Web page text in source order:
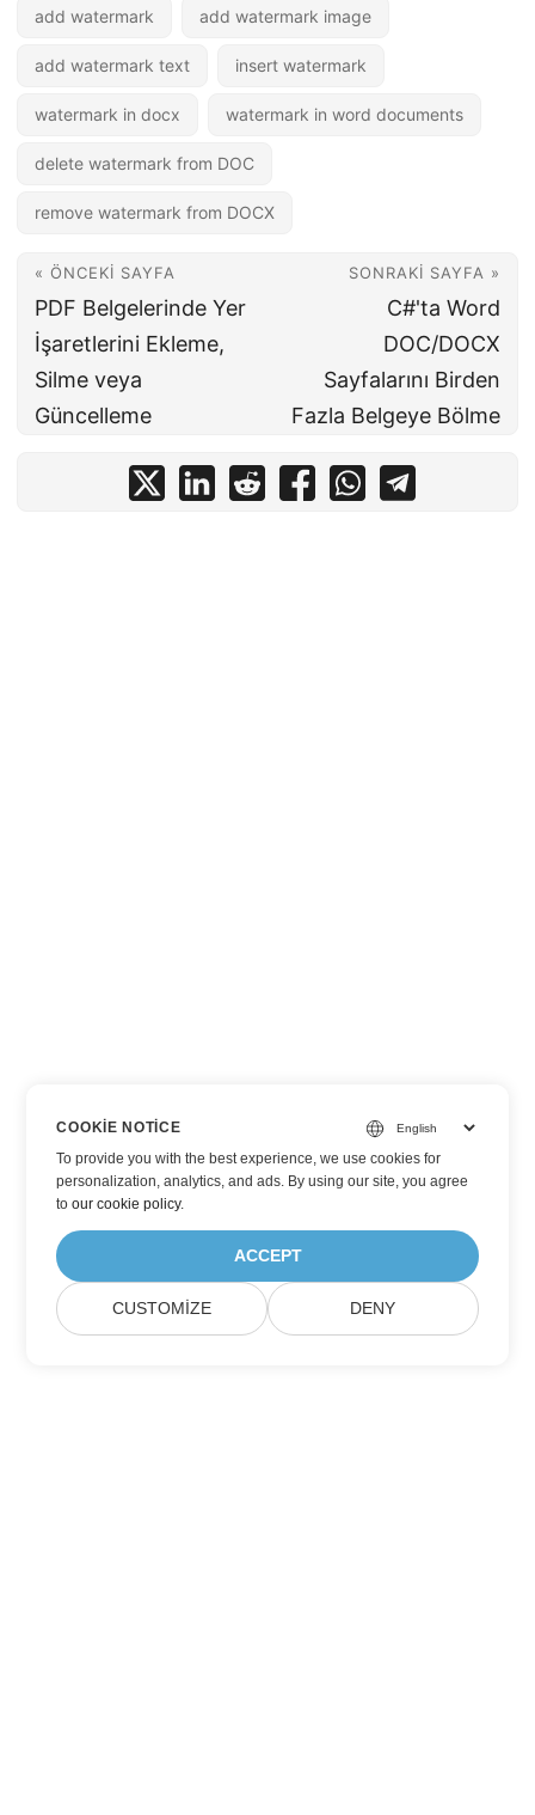
add watermark add watermark image
add watermark text insert watermark
watermark in docx watermark in word documents
delete watermark from DOC
remove watermark from DOCX
« ÖNCEKI SAYFA
PDF Belgelerinde Yer
İşaretlerini Ekleme,
Silme veya
Güncelleme
SONRAKI SAYFA »
C#'ta Word
DOC/DOCX
Sayfalarını Birden
Fazla Belgeye Bölme
COOKIE NOTICE
To provide you with the best experience, we use cookies for
personalization, analytics, and ads. By using our site, you agree
toour cookie policy.
ACCEPT
CUSTOMIZE DENY